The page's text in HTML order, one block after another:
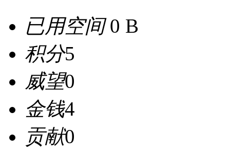
已用空间0 B
积分5
威望0
金钱4
贡献0